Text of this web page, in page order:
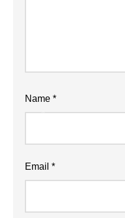
Name*
Email*